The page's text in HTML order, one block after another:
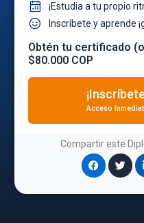
¡Estudia a tu propio
Inscríbete y aprende
Obtén tu certificado
$80.000 COP
Acceso
Compartir este